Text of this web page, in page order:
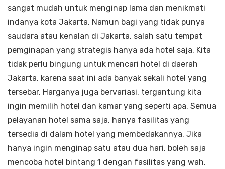
sangat mudah untuk menginap lama dan menikmati
indanya kota Jakarta. Namun bagi yang tidak punya
saudara atau kenalan di Jakarta, salah satu tempat
pemginapan yang strategis hanya ada hotel saja. Kita
tidak perlu bingung untuk mencari hotel di daerah
Jakarta, karena saat ini ada banyak sekali hotel yang
tersebar. Harganya juga bervariasi, tergantung kita
ingin memilih hotel dan kamar yang seperti apa. Semua
pelayanan hotel sama saja, hanya fasilitas yang
tersedia di dalam hotel yang membedakannya. Jika
hanya ingin menginap satu atau dua hari, boleh saja
mencoba hotel bintang 1 dengan fasilitas yang wah.